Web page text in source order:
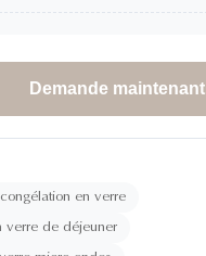
Demande maintenant
en verre
verre de déjeuner